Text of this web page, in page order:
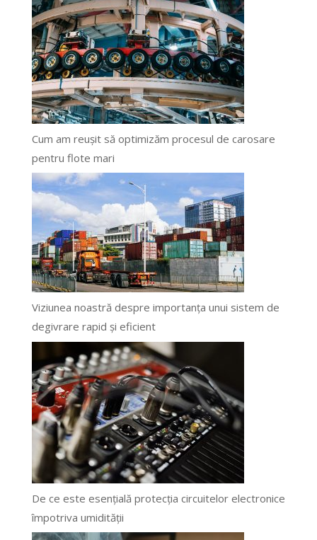
Cum am reușit să optimizăm procesul de carosare
pentru flote mari
Viziunea noastră despre importanța unui sistem de
degivrare rapid și eficient
De ce este esențială protecția circuitelor electronice
împotriva umidității